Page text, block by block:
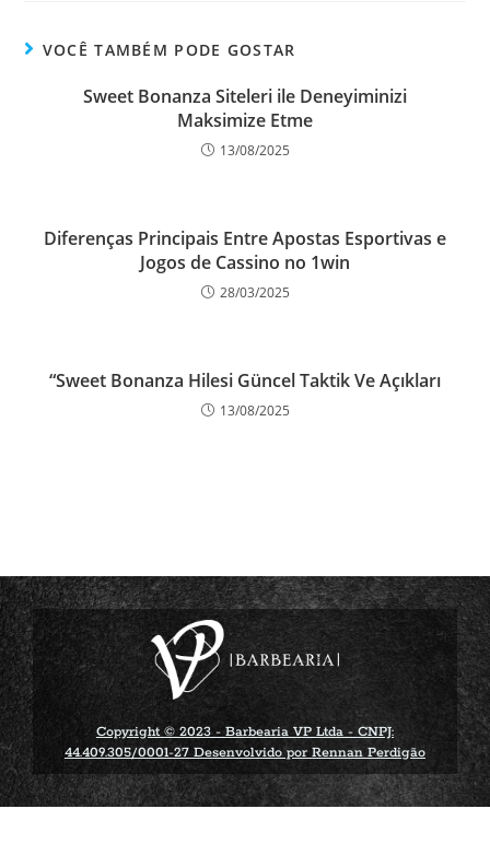
VOCÊ TAMBÉM PODE GOSTAR
Sweet Bonanza Siteleri ile Deneyiminizi
Maksimize Etme
13/08/2025
Diferenças Principais Entre Apostas Esportivas e
Jogos de Cassino no 1win
28/03/2025
“Sweet Bonanza Hilesi Güncel Taktik Ve Açıkları
13/08/2025
Copyright © 2023 - Barbearia VP Ltda - CNPJ:
44.409.305/0001-27 Desenvolvido por Rennan Perdigão